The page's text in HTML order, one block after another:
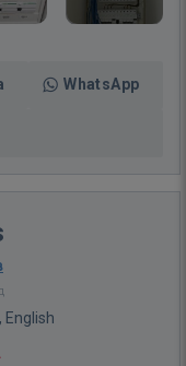
WhatsApp
English